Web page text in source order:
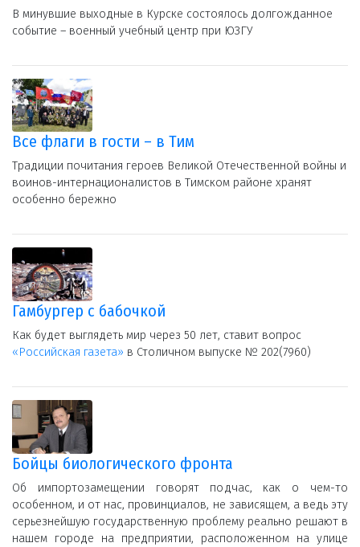
В минувшие выходные в Курске состоялось долгожданное
событие – военный учебный центр при ЮЗГУ
Все флаги в гости – в Тим
Традиции почитания героев Великой Отечественной войны и
воинов-интернационалистов в Тимском районе хранят
особенно бережно
Гамбургер с бабочкой
Как будет выглядеть мир через 50 лет, ставит вопрос
«Российская газета» в Столичном выпуске № 202(7960)
Бойцы биологического фронта
Об импортозамещении говорят подчас, как о чем-то
особенном, и от нас, провинциалов, не зависящем, а ведь эту
серьезнейшую государственную проблему реально решают в
нашем городе на предприятии, расположенном на улице